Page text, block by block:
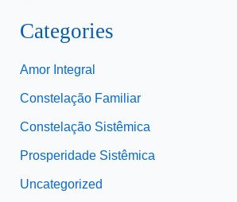
Categories
Amor Integral
Constelação Familiar
Constelação Sistêmica
Prosperidade Sistêmica
Uncategorized